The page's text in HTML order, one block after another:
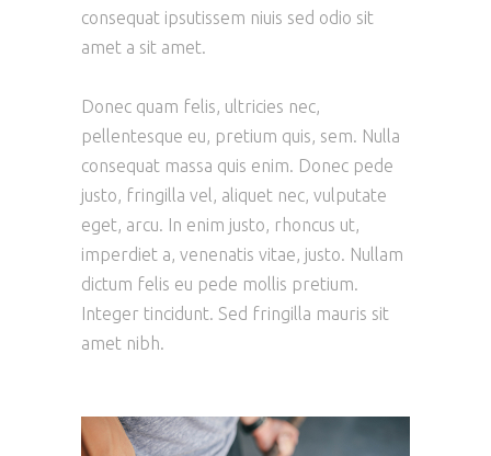
consequat ipsutissem niuis sed odio sit
amet a sit amet.
Donec quam felis, ultricies nec,
pellentesque eu, pretium quis, sem. Nulla
consequat massa quis enim. Donec pede
justo, fringilla vel, aliquet nec, vulputate
eget, arcu. In enim justo, rhoncus ut,
imperdiet a, venenatis vitae, justo. Nullam
dictum felis eu pede mollis pretium.
Integer tincidunt. Sed fringilla mauris sit
amet nibh.